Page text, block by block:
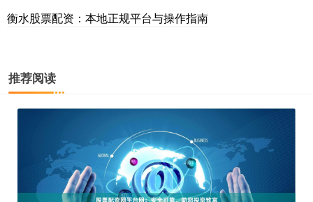
衡水股票配资：本地正规平台与操作指南
推荐阅读